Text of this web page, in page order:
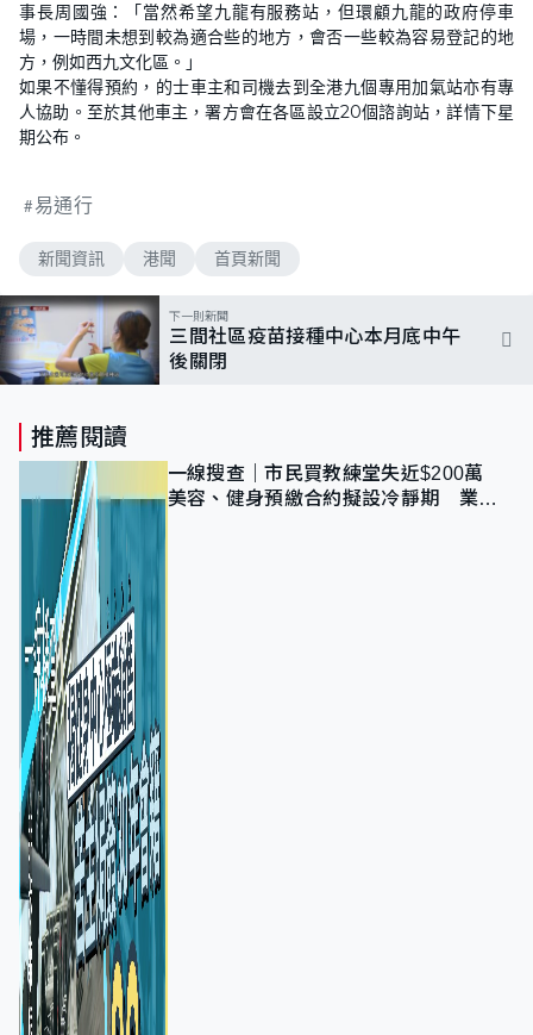
事長周國強：「當然希望九龍有服務站，但環顧九龍的政府停車
場，一時間未想到較為適合些的地方，會否一些較為容易登記的地
方，例如西九文化區。」
如果不懂得預約，的士車主和司機去到全港九個專用加氣站亦有專
人協助。至於其他車主，署方會在各區設立20個諮詢站，詳情下星
期公布。
易通行
新聞資訊 港聞 首頁新聞
下一則新聞
三間社區疫苗接種中心本月底中午
後關閉
推薦閱讀
一線搜查｜市民買教練堂失近$200萬
美容、健身預繳合約擬設冷靜期 業界